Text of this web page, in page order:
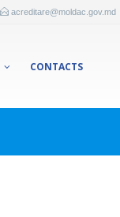
acreditare@moldac.gov.md
CONTACTS